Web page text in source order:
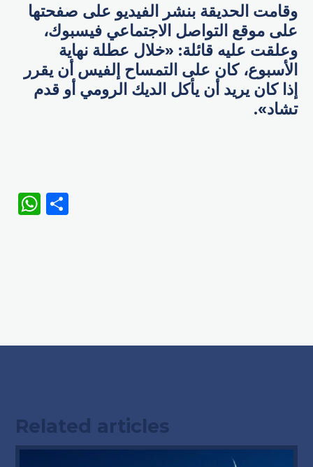
وقامت الحديقة بنشر الفيديو على صفحتها
على موقع التواصل الاجتماعي فيسبوك،
وعلقت عليه قائلة: «خلال عطلة نهاية
الأسبوع، كان على التمساح إلفيس أن يقرر
إذا كان يريد أن يأكل الديك الرومي أو قدم
تشاد».
WhatsApp
Related articles